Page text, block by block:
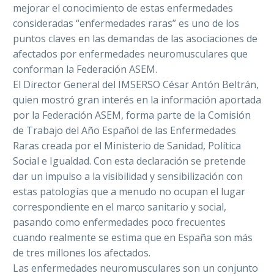
mejorar el conocimiento de estas enfermedades
consideradas “enfermedades raras” es uno de los
puntos claves en las demandas de las asociaciones de
afectados por enfermedades neuromusculares que
conforman la Federación ASEM.
El Director General del IMSERSO César Antón Beltrán,
quien mostró gran interés en la información aportada
por la Federación ASEM, forma parte de la Comisión
de Trabajo del Año Español de las Enfermedades
Raras creada por el Ministerio de Sanidad, Política
Social e Igualdad. Con esta declaración se pretende
dar un impulso a la visibilidad y sensibilización con
estas patologías que a menudo no ocupan el lugar
correspondiente en el marco sanitario y social,
pasando como enfermedades poco frecuentes
cuando realmente se estima que en España son más
de tres millones los afectados.
Las enfermedades neuromusculares son un conjunto